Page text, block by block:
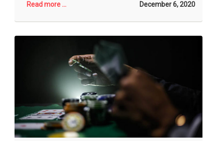
Read more ... December 6, 2020